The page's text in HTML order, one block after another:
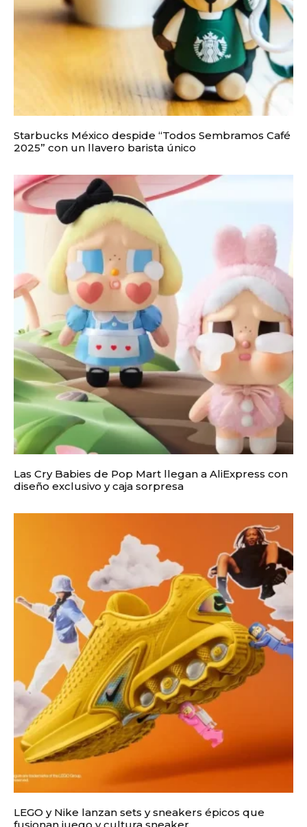
Starbucks México despide “Todos Sembramos Café
2025” con un llavero barista único
Las Cry Babies de Pop Mart llegan a AliExpress con
diseño exclusivo y caja sorpresa
LEGO y Nike lanzan sets y sneakers épicos que